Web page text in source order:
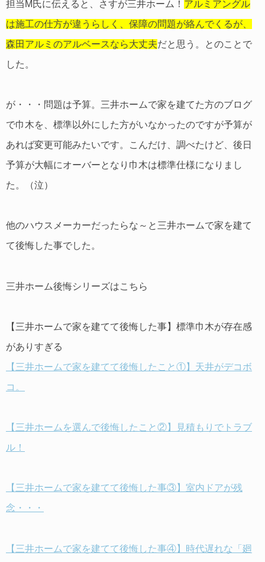
担当M氏に伝えると、さすが三井ホーム！ アルミアングル
は施工の仕方が違うらしく、保障の問題が絡んでくるが、
森田アルミのアルベースなら大丈夫だと思う。とのことで
した。
が・・・問題は予算。三井ホームで家を建てた方のブログ
で巾木を、標準以外にした方がいなかったのですが予算が
あれば変更可能みたいです。こんだけ、調べたけど、後日
予算が大幅にオーバーとなり巾木は標準仕様になりまし
た。（泣）
他のハウスメーカーだったらな～と三井ホームで家を建て
て後悔した事でした。
三井ホーム後悔シリーズはこちら
【三井ホームで家を建てて後悔した事】標準巾木が存在感
がありすぎる
【三井ホームで家を建てて後悔したこと①】天井がデコボ
コ。
【三井ホームを選んで後悔したこと②】見積もりでトラブ
ル！
【三井ホームで家を建てて後悔した事③】室内ドアが残
念・・・
【三井ホームで家を建てて後悔した事④】時代遅れな「廻